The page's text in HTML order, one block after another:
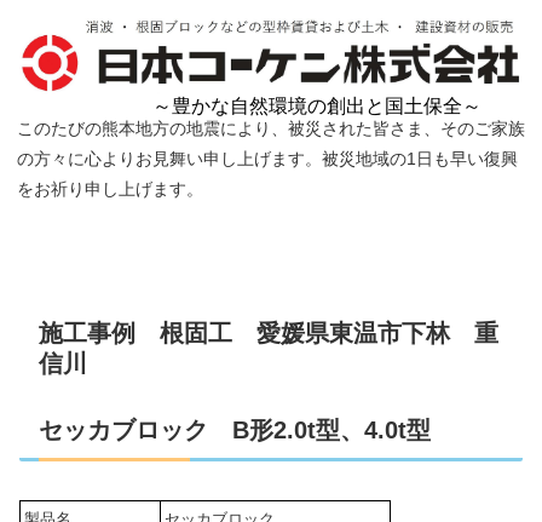
～豊かな自然環境の創出と国土保全～
このたびの熊本地方の地震により、被災された皆さま、そのご家族
の方々に心よりお見舞い申し上げます。被災地域の1日も早い復興
をお祈り申し上げます。
施工事例 根固工 愛媛県東温市下林 重
信川
セッカブロック B形2.0t型、4.0t型